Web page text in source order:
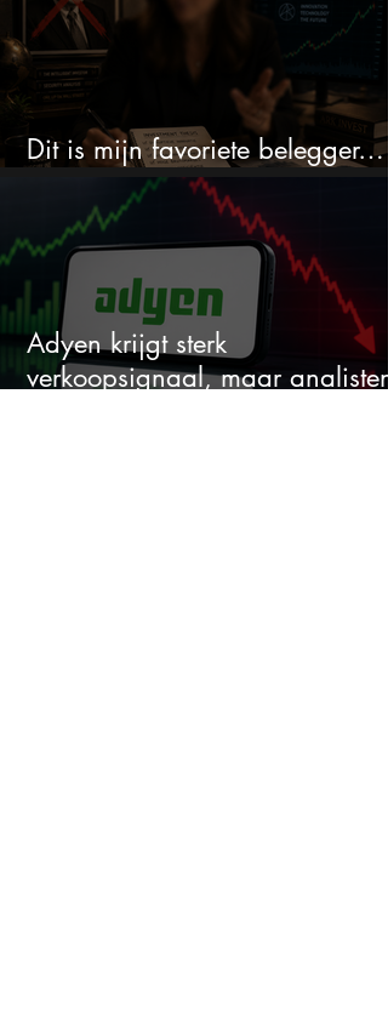
Dit is mijn favoriete belegger…
en het is niet Warren Buffett
Adyen krijgt sterk
verkoopsignaal, maar analisten